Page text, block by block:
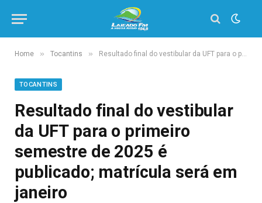
Home » Tocantins » Resultado final do vestibular da UFT para o primeiro semestre de 2025 é publicado; matrícula será em janeiro
TOCANTINS
Resultado final do vestibular
da UFT para o primeiro
semestre de 2025 é
publicado; matrícula será em
janeiro